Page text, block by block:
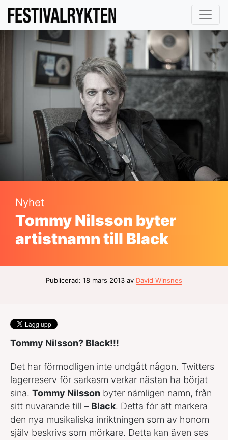
Nyhet
Tommy Nilsson byter
artistnamn till Black
Publicerad: 18 mars 2013 av David Winsnes
Tommy Nilsson? Black!!!
Det har förmodligen inte undgått någon. Twitters
lagerreserv för sarkasm verkar nästan ha börjat
sina. Tommy Nilsson byter nämligen namn, från
sitt nuvarande till – Black. Detta för att markera
den nya musikaliska inriktningen som av honom
själv beskrivs som mörkare. Detta kan även ses